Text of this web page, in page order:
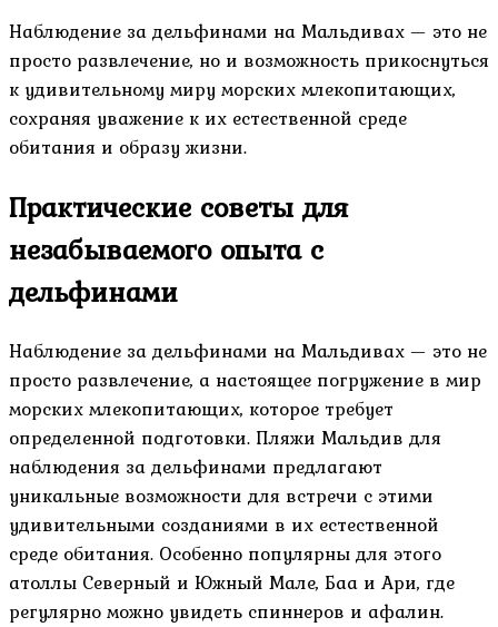
Наблюдение за дельфинами на Мальдивах — это не
просто развлечение, но и возможность прикоснуться
к удивительному миру морских млекопитающих,
сохраняя уважение к их естественной среде
обитания и образу жизни.
Практические советы для
незабываемого опыта с
дельфинами
Наблюдение за дельфинами на Мальдивах — это не
просто развлечение, а настоящее погружение в мир
морских млекопитающих, которое требует
определенной подготовки. Пляжи Мальдив для
наблюдения за дельфинами предлагают
уникальные возможности для встречи с этими
удивительными созданиями в их естественной
среде обитания. Особенно популярны для этого
атоллы Северный и Южный Мале, Баа и Ари, где
регулярно можно увидеть спиннеров и афалин.